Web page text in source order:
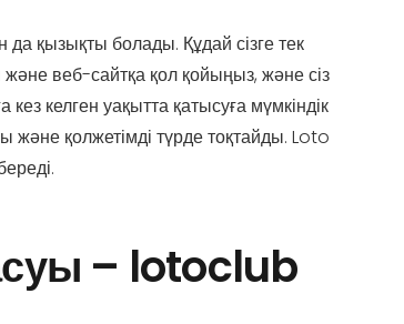
қызықты болады. Құдай сізге тек
веб-сайтқа қол қойыңыз, және сіз
келген уақытта қатысуға мүмкіндік
қолжетімді түрде тоқтайды. Loto
– lotoclub